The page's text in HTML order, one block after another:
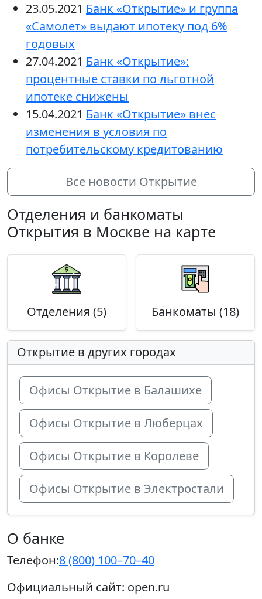
23.05.2021 Банк «Открытие» и группа
«Самолет» выдают ипотеку под 6%
годовых
27.04.2021 Банк «Открытие»:
процентные ставки по льготной
ипотеке снижены
15.04.2021 Банк «Открытие» внес
изменения в условия по
потребительскому кредитованию
Все новости Открытие
Отделения и банкоматы
Открытия в Москве на карте
Отделения (5) Банкоматы (18)
Открытие в других городах
Офисы Открытие в Балашихе
Офисы Открытие в Люберцах
Офисы Открытие в Королеве
Офисы Открытие в Электростали
О банке
Телефон:8 (800) 100–70–40
Официальный сайт: open.ru